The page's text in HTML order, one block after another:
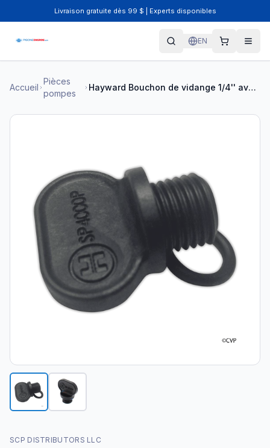
Livraison gratuite dès 99 $ | Experts disponibles
EN
Accueil
Pièces
pompes
Hayward Bouchon de vidange 1/4'' avec joint d’étanchéité i26
SCP DISTRIBUTORS LLC